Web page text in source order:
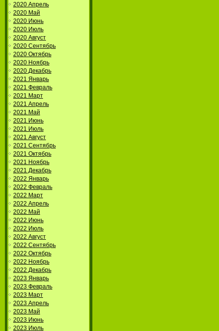
2020 Апрель
2020 Май
2020 Июнь
2020 Июль
2020 Август
2020 Сентябрь
2020 Октябрь
2020 Ноябрь
2020 Декабрь
2021 Январь
2021 Февраль
2021 Март
2021 Апрель
2021 Май
2021 Июнь
2021 Июль
2021 Август
2021 Сентябрь
2021 Октябрь
2021 Ноябрь
2021 Декабрь
2022 Январь
2022 Февраль
2022 Март
2022 Апрель
2022 Май
2022 Июнь
2022 Июль
2022 Август
2022 Сентябрь
2022 Октябрь
2022 Ноябрь
2022 Декабрь
2023 Январь
2023 Февраль
2023 Март
2023 Апрель
2023 Май
2023 Июнь
2023 Июль